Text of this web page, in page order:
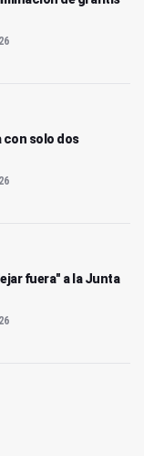
con solo dos
fuera" a la Junta